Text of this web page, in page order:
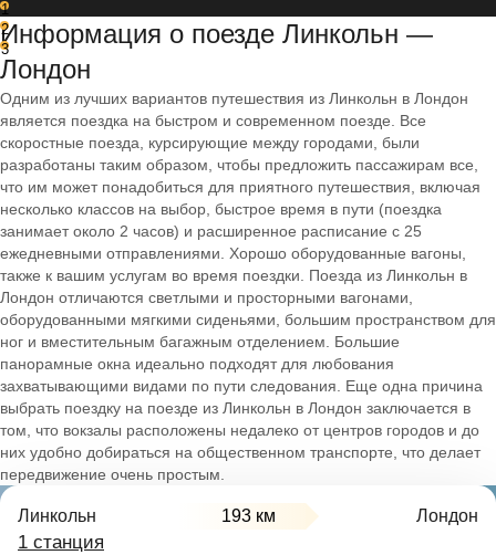
1
2
3
Информация о поезде Линкольн —
Лондон
Одним из лучших вариантов путешествия из Линкольн в Лондон
является поездка на быстром и современном поезде. Все
скоростные поезда, курсирующие между городами, были
разработаны таким образом, чтобы предложить пассажирам все,
что им может понадобиться для приятного путешествия, включая
несколько классов на выбор, быстрое время в пути (поездка
занимает около 2 часов) и расширенное расписание с 25
ежедневными отправлениями. Хорошо оборудованные вагоны,
также к вашим услугам во время поездки. Поезда из Линкольн в
Лондон отличаются светлыми и просторными вагонами,
оборудованными мягкими сиденьями, большим пространством для
ног и вместительным багажным отделением. Большие
панорамные окна идеально подходят для любования
захватывающими видами по пути следования. Еще одна причина
выбрать поездку на поезде из Линкольн в Лондон заключается в
том, что вокзалы расположены недалеко от центров городов и до
них удобно добираться на общественном транспорте, что делает
передвижение очень простым.
Линкольн 193 км Лондон
1 станция